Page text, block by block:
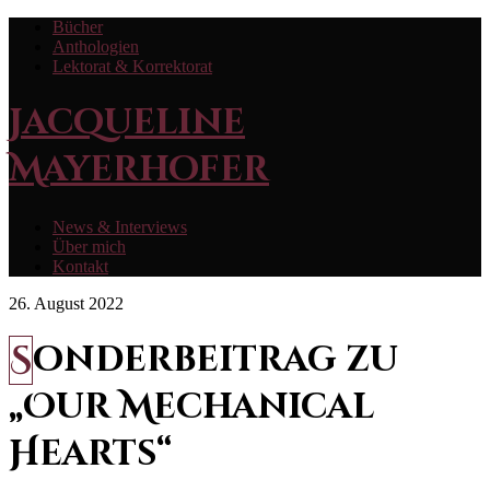
Bücher
Anthologien
Lektorat & Korrektorat
Jacqueline
Mayerhofer
News & Interviews
Über mich
Kontakt
26. August 2022
Sonderbeitrag zu
„Our Mechanical
Hearts“